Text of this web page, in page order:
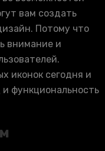
вам создать
Потому что
внимание и
иконок сегодня и
функциональность